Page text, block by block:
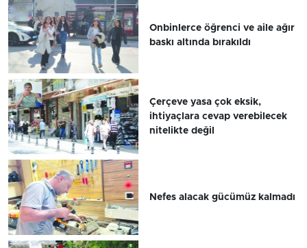
Onbinlerce öğrenci ve aile ağır
baskı altında bırakıldı
Çerçeve yasa çok eksik,
ihtiyaçlara cevap verebilecek
nitelikte değil
Nefes alacak gücümüz kalmadı